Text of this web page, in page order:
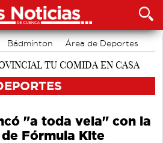
Bádminton
Área de Deportes
"a toda vela" con la
Fórmula Kite